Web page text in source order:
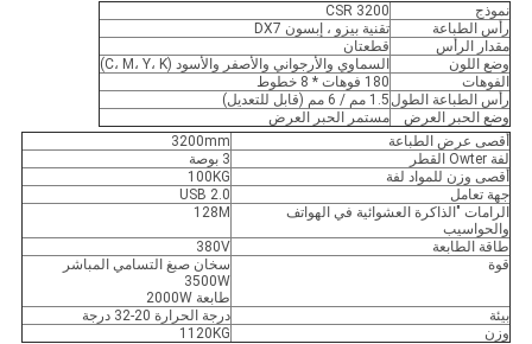
نموذج
CSR 3200
رأس الطباعة
تقنية بيزو ، إبسون DX7
مقدار الرأس
قطعتان
وضع اللون
السماوي والأرجواني والأصفر والأسود (C، M، Y، K)
الفوهات
180 فوهات * 8 خطوط
رأس الطباعة الطول 1.5 مم / 6 مم (قابل للتعديل)
وضع الحبر العرض
مستمر الحبر العرض
أقصى عرض الطباعة
3200mm
لفة Owter القطر
3 بوصة
أقصى وزن للمواد لفة
100KG
جهة تعامل
USB 2.0
الرامات "الذاكرة العشوائية في الهواتف
والحواسيب
128M
طاقة الطابعة
380V
قوة
سخان صبغ التسامي المباشر
3500W
طابعة 2000W
بيئة
درجة الحرارة 20-32 درجة
وزن
1120KG